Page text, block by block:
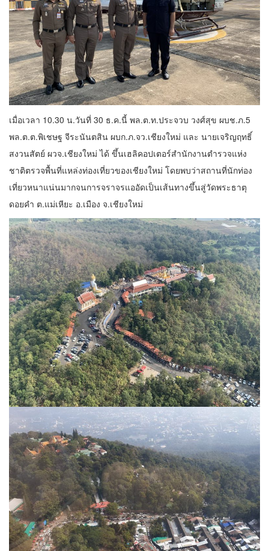
เมื่อเวลา 10.30 น.วันที่ 30 ธ.ค.นี้ พล.ต.ท.ประจวบ วงศ์สุข ผบช.ภ.5
พล.ต.ต.พิเชษฐ จีระนันตสิน ผบก.ภ.จว.เชียงใหม่ และ นายเจริญฤทธิ์
สงวนสัตย์ ผวจ.เชียงใหม่ ได้ ขึ้นเฮลิคอปเตอร์สำนักงานตำรวจแห่ง
ชาติตรวจพื้นที่แหล่งท่องเที่ยวของเชียงใหม่ โดยพบว่าสถานที่นักท่อง
เที่ยวหนาแน่นมากจนการจราจรแออัดเป็นเส้นทางขึ้นสู่วัดพระธาตุ
ดอยคำ ต.แม่เหียะ อ.เมือง จ.เชียงใหม่